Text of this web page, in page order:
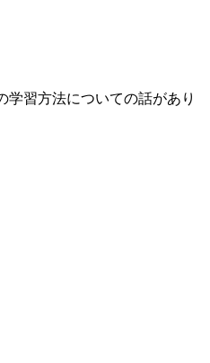
習方法についての話があり